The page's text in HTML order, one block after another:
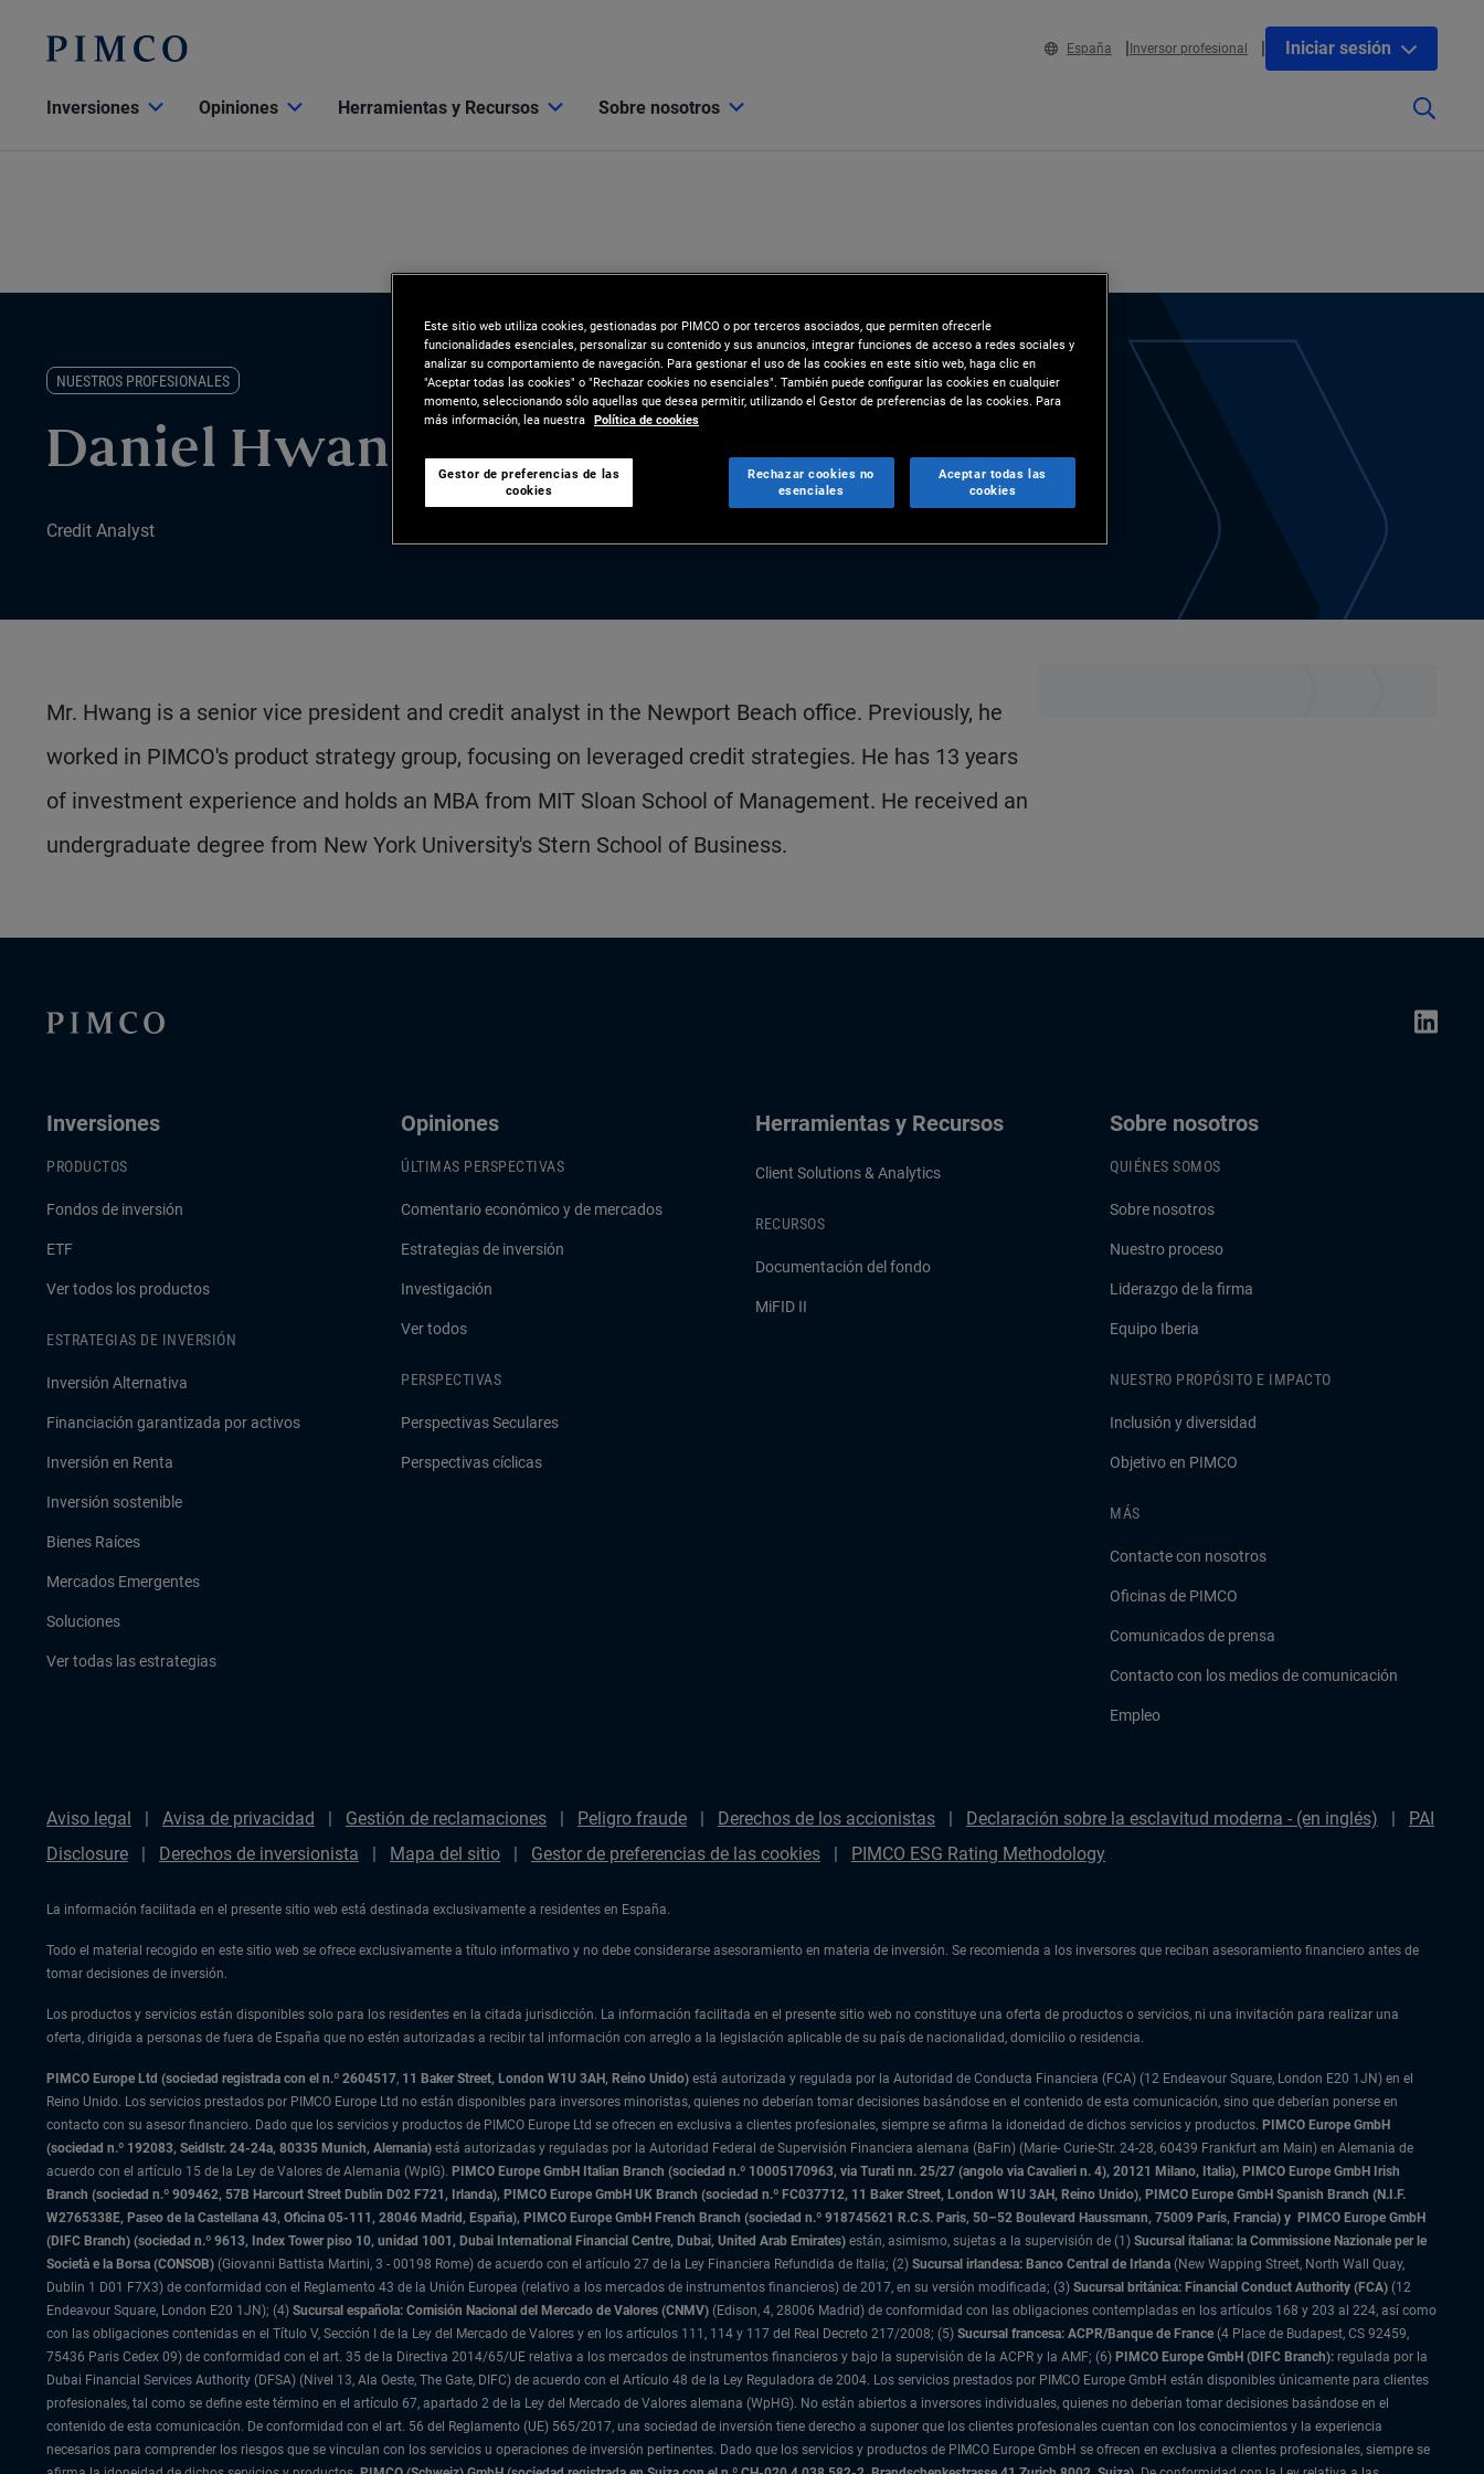
España Inversor profesional Iniciar sesión
Inversiones Opiniones Herramientas y Recursos Sobre nosotros
NUESTROS PROFESIONALES
Daniel Hwang
Credit Analyst
Mr. Hwang is a senior vice president and credit analyst in the Newport Beach office. Previously, he
worked in PIMCO's product strategy group, focusing on leveraged credit strategies. He has 13 years
of investment experience and holds an MBA from MIT Sloan School of Management. He received an
undergraduate degree from New York University's Stern School of Business.
Inversiones
PRODUCTOS
Fondos de inversión
ETF
Ver todos los productos
ESTRATEGIAS DE INVERSIÓN
Inversión Alternativa
Financiación garantizada por activos
Inversión en Renta
Inversión sostenible
Bienes Raíces
Mercados Emergentes
Soluciones
Ver todas las estrategias
Opiniones
ÚLTIMAS PERSPECTIVAS
Comentario económico y de mercados
Estrategias de inversión
Investigación
Ver todos
PERSPECTIVAS
Perspectivas Seculares
Perspectivas cíclicas
Herramientas y Recursos
Client Solutions & Analytics
RECURSOS
Documentación del fondo
MiFID II
Sobre nosotros
QUIÉNES SOMOS
Sobre nosotros
Nuestro proceso
Liderazgo de la firma
Equipo Iberia
NUESTRO PROPÓSITO E IMPACTO
Inclusión y diversidad
Objetivo en PIMCO
MÁS
Contacte con nosotros
Oficinas de PIMCO
Comunicados de prensa
Contacto con los medios de comunicación
Empleo
Aviso legal Avisa de privacidad Gestión de reclamaciones Peligro fraude Derechos de los accionistas Declaración sobre la esclavitud moderna - (en inglés)
PAI
Disclosure
Derechos de inversionista Mapa del sitio Gestor de preferencias de las cookies PIMCO ESG Rating Methodology
La información facilitada en el presente sitio web está destinada exclusivamente a residentes en España.
Todo el material recogido en este sitio web se ofrece exclusivamente a título informativo y no debe considerarse asesoramiento en materia de inversión. Se recomienda a los inversores que reciban asesoramiento financiero antes de
tomar decisiones de inversión.
Los productos y servicios están disponibles solo para los residentes en la citada jurisdicción. La información facilitada en el presente sitio web no constituye una oferta de productos o servicios, ni una invitación para realizar una
oferta, dirigida a personas de fuera de España que no estén autorizadas a recibir tal información con arreglo a la legislación aplicable de su país de nacionalidad, domicilio o residencia.
PIMCO Europe Ltd (sociedad registrada con el n.º 2604517, 11 Baker Street, London W1U 3AH, Reino Unido) está autorizada y regulada por la Autoridad de Conducta Financiera (FCA) (12 Endeavour Square, London E20 1JN) en el
Reino Unido. Los servicios prestados por PIMCO Europe Ltd no están disponibles para inversores minoristas, quienes no deberían tomar decisiones basándose en el contenido de esta comunicación, sino que deberían ponerse en
contacto con su asesor financiero. Dado que los servicios y productos de PIMCO Europe Ltd se ofrecen en exclusiva a clientes profesionales, siempre se afirma la idoneidad de dichos servicios y productos. PIMCO Europe GmbH
(sociedad n.º 192083, Seidlstr. 24-24a, 80335 Munich, Alemania) está autorizadas y reguladas por la Autoridad Federal de Supervisión Financiera alemana (BaFin) (Marie- Curie-Str. 24-28, 60439 Frankfurt am Main) en Alemania de
acuerdo con el artículo 15 de la Ley de Valores de Alemania (WpIG). PIMCO Europe GmbH Italian Branch (sociedad n.º 10005170963, via Turati nn. 25/27 (angolo via Cavalieri n. 4), 20121 Milano, Italia), PIMCO Europe GmbH Irish
Branch (sociedad n.º 909462, 57B Harcourt Street Dublin D02 F721, Irlanda), PIMCO Europe GmbH UK Branch (sociedad n.º FC037712, 11 Baker Street, London W1U 3AH, Reino Unido), PIMCO Europe GmbH Spanish Branch (N.I.F.
W2765338E, Paseo de la Castellana 43, Oficina 05-111, 28046 Madrid, España), PIMCO Europe GmbH French Branch (sociedad n.º 918745621 R.C.S. Paris, 50–52 Boulevard Haussmann, 75009 París, Francia) y PIMCO Europe GmbH
(DIFC Branch) (sociedad n.º 9613, Index Tower piso 10, unidad 1001, Dubai International Financial Centre, Dubai, United Arab Emirates) están, asimismo, sujetas a la supervisión de (1) Sucursal italiana: la Commissione Nazionale per le
Società e la Borsa (CONSOB) (Giovanni Battista Martini, 3 - 00198 Rome) de acuerdo con el artículo 27 de la Ley Financiera Refundida de Italia; (2) Sucursal irlandesa: Banco Central de Irlanda (New Wapping Street, North Wall Quay,
Dublin 1 D01 F7X3) de conformidad con el Reglamento 43 de la Unión Europea (relativo a los mercados de instrumentos financieros) de 2017, en su versión modificada; (3) Sucursal británica: Financial Conduct Authority (FCA) (12
Endeavour Square, London E20 1JN); (4) Sucursal española: Comisión Nacional del Mercado de Valores (CNMV) (Edison, 4, 28006 Madrid) de conformidad con las obligaciones contempladas en los artículos 168 y 203 al 224, así como
con las obligaciones contenidas en el Título V, Sección I de la Ley del Mercado de Valores y en los artículos 111, 114 y 117 del Real Decreto 217/2008; (5) Sucursal francesa: ACPR/Banque de France (4 Place de Budapest, CS 92459,
75436 Paris Cedex 09) de conformidad con el art. 35 de la Directiva 2014/65/UE relativa a los mercados de instrumentos financieros y bajo la supervisión de la ACPR y la AMF; (6) PIMCO Europe GmbH (DIFC Branch): regulada por la
Dubai Financial Services Authority (DFSA) (Nivel 13, Ala Oeste, The Gate, DIFC) de acuerdo con el Artículo 48 de la Ley Reguladora de 2004. Los servicios prestados por PIMCO Europe GmbH están disponibles únicamente para clientes
profesionales, tal como se define este término en el artículo 67, apartado 2 de la Ley del Mercado de Valores alemana (WpHG). No están abiertos a inversores individuales, quienes no deberían tomar decisiones basándose en el
contenido de esta comunicación. De conformidad con el art. 56 del Reglamento (UE) 565/2017, una sociedad de inversión tiene derecho a suponer que los clientes profesionales cuentan con los conocimientos y la experiencia
necesarios para comprender los riesgos que se vinculan con los servicios u operaciones de inversión pertinentes. Dado que los servicios y productos de PIMCO Europe GmbH se ofrecen en exclusiva a clientes profesionales, siempre se
Este sitio web utiliza cookies, gestionadas por PIMCO o por terceros asociados, que permiten ofrecerle
funcionalidades esenciales, personalizar su contenido y sus anuncios, integrar funciones de acceso a redes sociales y
analizar su comportamiento de navegación. Para gestionar el uso de las cookies en este sitio web, haga clic en
"Aceptar todas las cookies" o "Rechazar cookies no esenciales". También puede configurar las cookies en cualquier
momento, seleccionando sólo aquellas que desea permitir, utilizando el Gestor de preferencias de las cookies. Para
más información, lea nuestra Política de cookies
Gestor de preferencias de las
cookies
Rechazar cookies no
esenciales
Aceptar todas las
cookies